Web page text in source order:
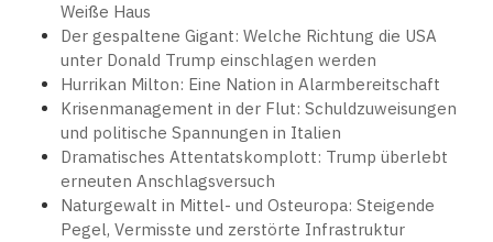
Weiße Haus
Der gespaltene Gigant: Welche Richtung die USA
unter Donald Trump einschlagen werden
Hurrikan Milton: Eine Nation in Alarmbereitschaft
Krisenmanagement in der Flut: Schuldzuweisungen
und politische Spannungen in Italien
Dramatisches Attentatskomplott: Trump überlebt
erneuten Anschlagsversuch
Naturgewalt in Mittel- und Osteuropa: Steigende
Pegel, Vermisste und zerstörte Infrastruktur